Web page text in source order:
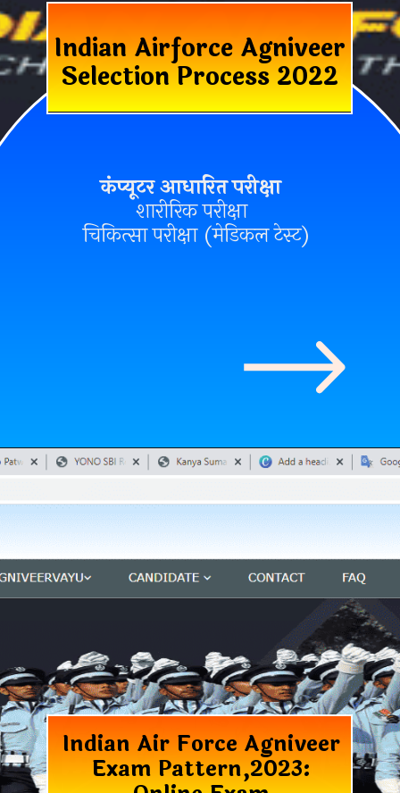
Indian Airforce Agniveer
Selection Process 2022
कंप्यूटर आधारित परीक्षा
शारीरिक परीक्षा
चिकित्सा परीक्षा (मेडिकल टेस्ट)
Indian Air Force Agniveer
Exam Pattern,2023: